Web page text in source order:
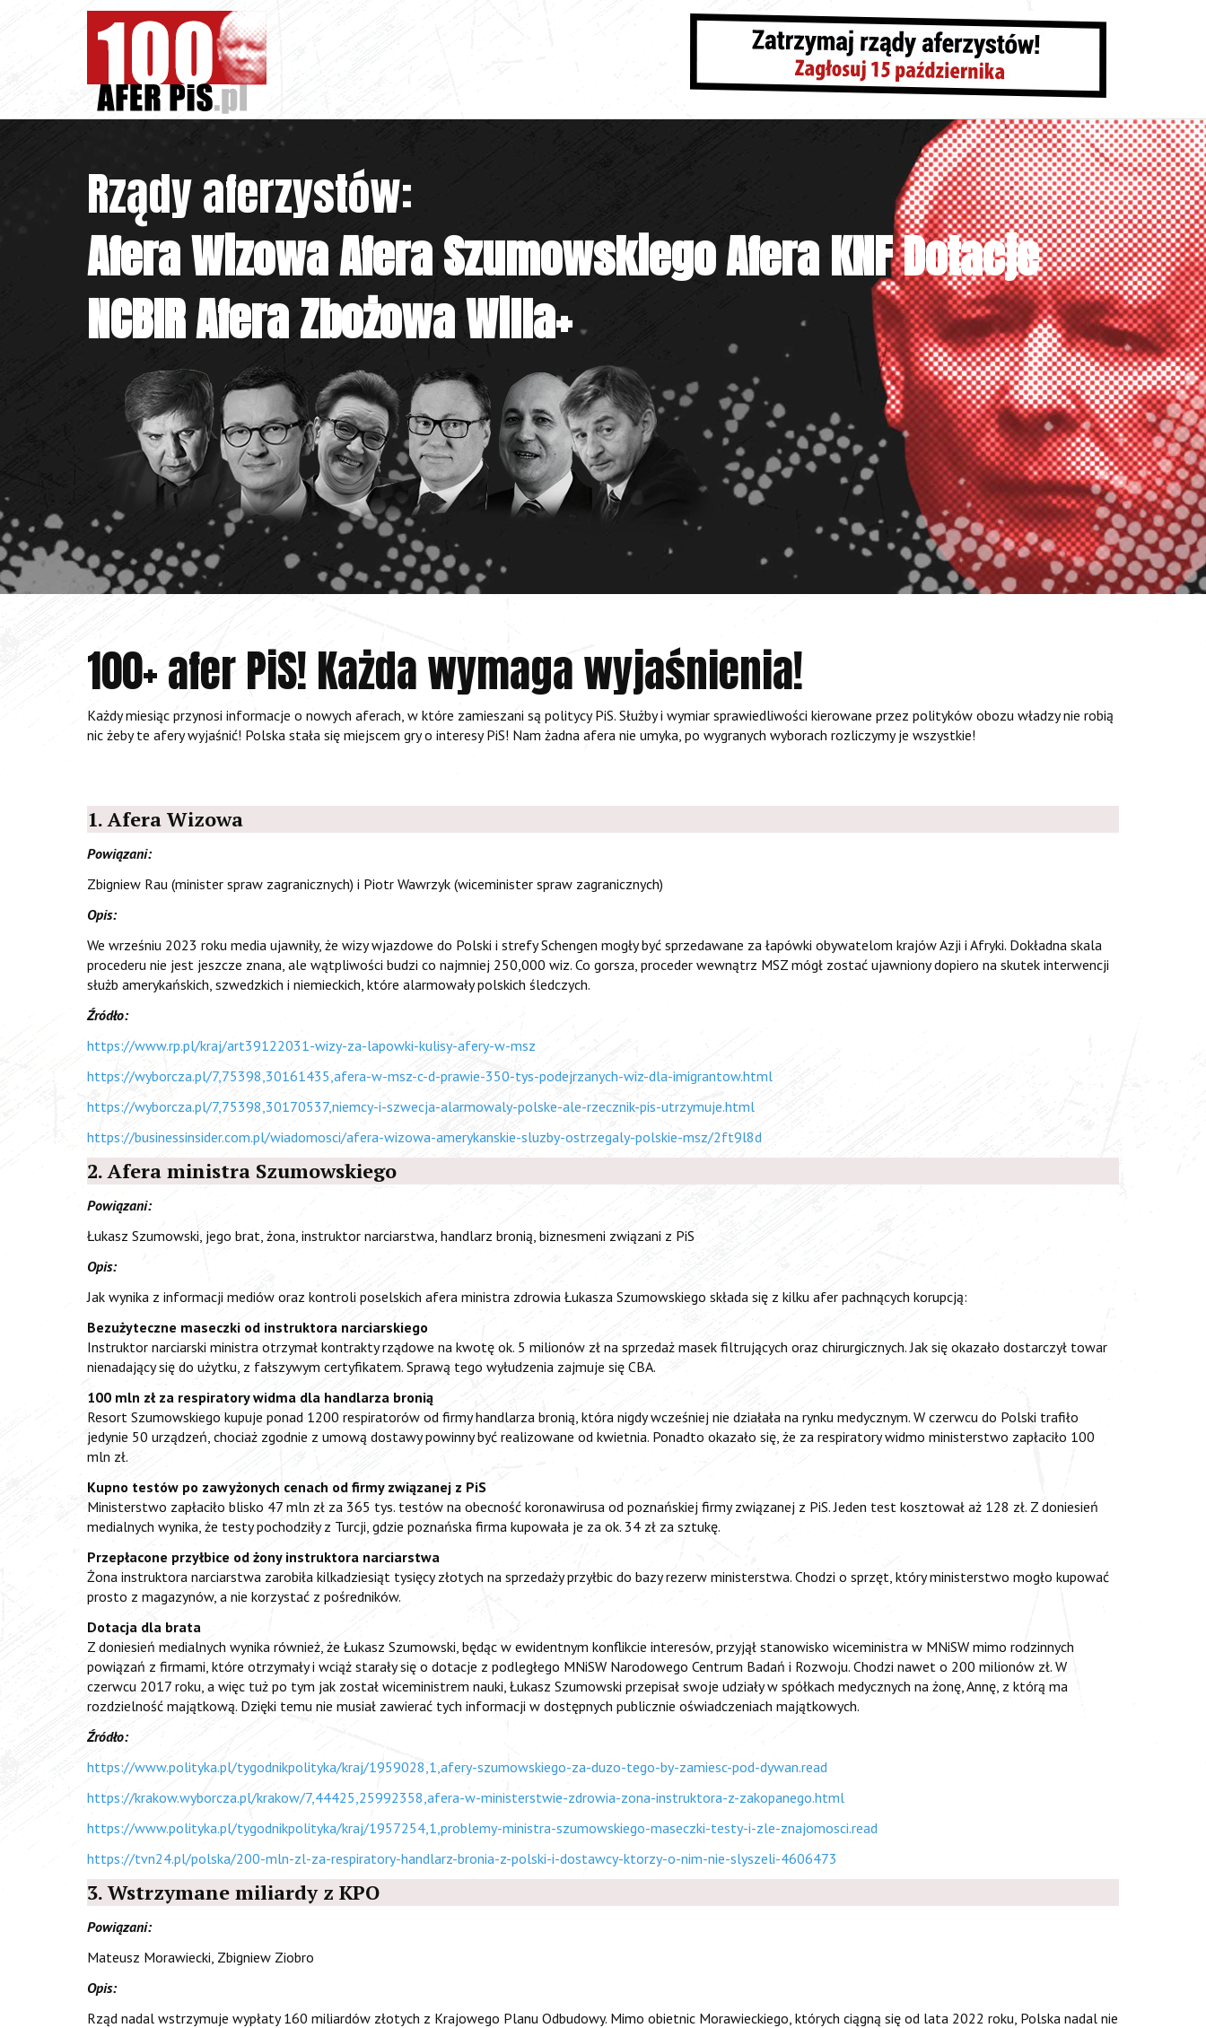
Rządy aferzystów:
Afera WizowaAfera SzumowskiegoAfera KNFDotacje
NCBIRAfera ZbożowaWilla+
100+ afer PiS! Każda wymaga wyjaśnienia!
Każdy miesiąc przynosi informacje o nowych aferach, w które zamieszani są politycy PiS. Służby i wymiar sprawiedliwości kierowane przez polityków obozu władzy nie robią
nic żeby te afery wyjaśnić! Polska stała się miejscem gry o interesy PiS! Nam żadna afera nie umyka, po wygranych wyborach rozliczymy je wszystkie!
1. Afera Wizowa
Powiązani:
Zbigniew Rau (minister spraw zagranicznych) i Piotr Wawrzyk (wiceminister spraw zagranicznych)
Opis:
We wrześniu 2023 roku media ujawniły, że wizy wjazdowe do Polski i strefy Schengen mogły być sprzedawane za łapówki obywatelom krajów Azji i Afryki. Dokładna skala
procederu nie jest jeszcze znana, ale wątpliwości budzi co najmniej 250,000 wiz. Co gorsza, proceder wewnątrz MSZ mógł zostać ujawniony dopiero na skutek interwencji
służb amerykańskich, szwedzkich i niemieckich, które alarmowały polskich śledczych.
Źródło:
https://www.rp.pl/kraj/art39122031-wizy-za-lapowki-kulisy-afery-w-msz
https://wyborcza.pl/7,75398,30161435,afera-w-msz-c-d-prawie-350-tys-podejrzanych-wiz-dla-imigrantow.html
https://wyborcza.pl/7,75398,30170537,niemcy-i-szwecja-alarmowaly-polske-ale-rzecznik-pis-utrzymuje.html
https://businessinsider.com.pl/wiadomosci/afera-wizowa-amerykanskie-sluzby-ostrzegaly-polskie-msz/2ft9l8d
2. Afera ministra Szumowskiego
Powiązani:
Łukasz Szumowski, jego brat, żona, instruktor narciarstwa, handlarz bronią, biznesmeni związani z PiS
Opis:
Jak wynika z informacji mediów oraz kontroli poselskich afera ministra zdrowia Łukasza Szumowskiego składa się z kilku afer pachnących korupcją:
Bezużyteczne maseczki od instruktora narciarskiego
Instruktor narciarski ministra otrzymał kontrakty rządowe na kwotę ok. 5 milionów zł na sprzedaż masek filtrujących oraz chirurgicznych. Jak się okazało dostarczył towar
nienadający się do użytku, z fałszywym certyfikatem. Sprawą tego wyłudzenia zajmuje się CBA.
100 mln zł za respiratory widma dla handlarza bronią
Resort Szumowskiego kupuje ponad 1200 respiratorów od firmy handlarza bronią, która nigdy wcześniej nie działała na rynku medycznym. W czerwcu do Polski trafiło
jedynie 50 urządzeń, chociaż zgodnie z umową dostawy powinny być realizowane od kwietnia. Ponadto okazało się, że za respiratory widmo ministerstwo zapłaciło 100
mln zł.
Kupno testów po zawyżonych cenach od firmy związanej z PiS
Ministerstwo zapłaciło blisko 47 mln zł za 365 tys. testów na obecność koronawirusa od poznańskiej firmy związanej z PiS. Jeden test kosztował aż 128 zł. Z doniesień
medialnych wynika, że testy pochodziły z Turcji, gdzie poznańska firma kupowała je za ok. 34 zł za sztukę.
Przepłacone przyłbice od żony instruktora narciarstwa
Żona instruktora narciarstwa zarobiła kilkadziesiąt tysięcy złotych na sprzedaży przyłbic do bazy rezerw ministerstwa. Chodzi o sprzęt, który ministerstwo mogło kupować
prosto z magazynów, a nie korzystać z pośredników.
Dotacja dla brata
Z doniesień medialnych wynika również, że Łukasz Szumowski, będąc w ewidentnym konflikcie interesów, przyjął stanowisko wiceministra w MNiSW mimo rodzinnych
powiązań z firmami, które otrzymały i wciąż starały się o dotacje z podległego MNiSW Narodowego Centrum Badań i Rozwoju. Chodzi nawet o 200 milionów zł. W
czerwcu 2017 roku, a więc tuż po tym jak został wiceministrem nauki, Łukasz Szumowski przepisał swoje udziały w spółkach medycznych na żonę, Annę, z którą ma
rozdzielność majątkową. Dzięki temu nie musiał zawierać tych informacji w dostępnych publicznie oświadczeniach majątkowych.
Źródło:
https://www.polityka.pl/tygodnikpolityka/kraj/1959028,1,afery-szumowskiego-za-duzo-tego-by-zamiesc-pod-dywan.read
https://krakow.wyborcza.pl/krakow/7,44425,25992358,afera-w-ministerstwie-zdrowia-zona-instruktora-z-zakopanego.html
https://www.polityka.pl/tygodnikpolityka/kraj/1957254,1,problemy-ministra-szumowskiego-maseczki-testy-i-zle-znajomosci.read
https://tvn24.pl/polska/200-mln-zl-za-respiratory-handlarz-bronia-z-polski-i-dostawcy-ktorzy-o-nim-nie-slyszeli-4606473
3. Wstrzymane miliardy z KPO
Powiązani:
Mateusz Morawiecki, Zbigniew Ziobro
Opis:
Rząd nadal wstrzymuje wypłaty 160 miliardów złotych z Krajowego Planu Odbudowy. Mimo obietnic Morawieckiego, których ciągną się od lata 2022 roku, Polska nadal nie